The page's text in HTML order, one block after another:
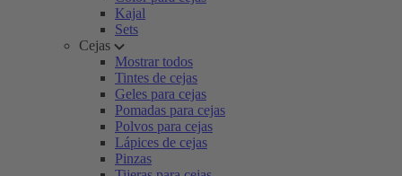
Kajal
Sets
Cejas
Mostrar todos
Tintes de cejas
Geles para cejas
Pomadas para cejas
Polvos para cejas
Lápices de cejas
Pinzas